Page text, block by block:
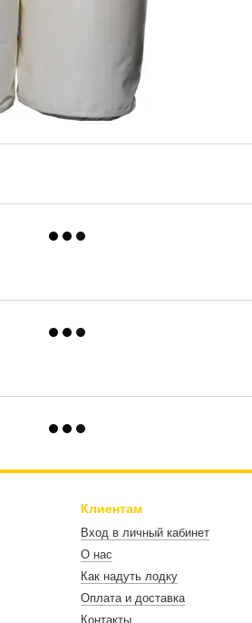
Клиентам
Вход в личный кабинет
О нас
Как надуть лодку
Оплата и доставка
Контакты